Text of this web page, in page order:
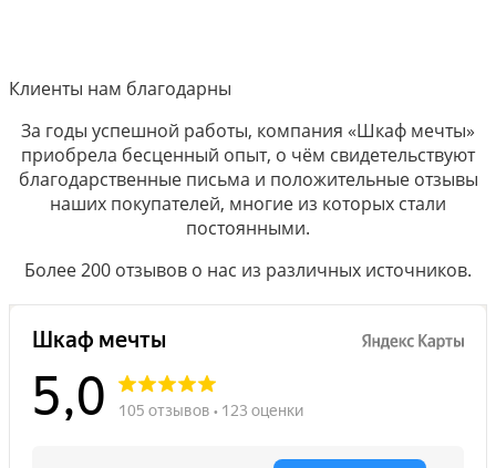
Клиенты нам благодарны
За годы успешной работы, компания «Шкаф мечты»
приобрела бесценный опыт, о чём свидетельствуют
благодарственные письма и положительные отзывы
наших покупателей, многие из которых стали
постоянными.
Более 200 отзывов о нас из различных источников.